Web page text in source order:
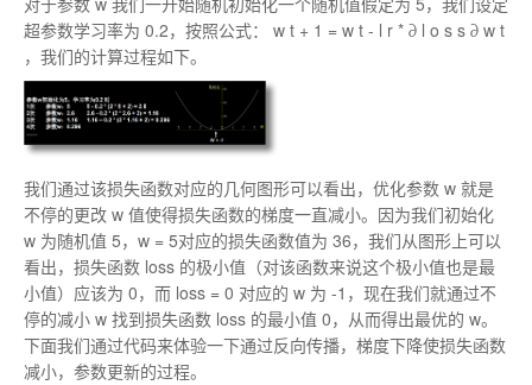
超参数学习率为 0.2，按照公式：
w t + 1 = w t - l r * ∂ l o s s ∂ w t
，我们的计算过程如下。
我们通过该损失函数对应的几何图形可以看出，优化参数 w 就是
不停的更改 w 值使得损失函数的梯度一直减小。因为我们初始化
w 为随机值 5，w = 5对应的损失函数值为 36，我们从图形上可以
看出，损失函数 loss 的极小值（对该函数来说这个极小值也是最
小值）应该为 0，而 loss = 0 对应的 w 为 -1，现在我们就通过不
停的减小 w 找到损失函数 loss 的最小值 0，从而得出最优的 w。
下面我们通过代码来体验一下通过反向传播，梯度下降使损失函数
减小，参数更新的过程。